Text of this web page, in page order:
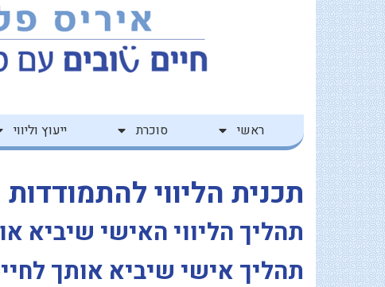
לתוכן
דילוג
לתוכן
ראשי סוכרת ייעוץ וליווי
תכנית הליווי
תהליך הליווי האישי שיביא
תהליך אישי שיביא אותך